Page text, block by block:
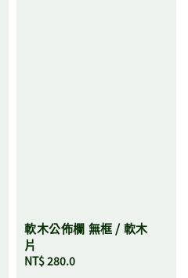
軟木公佈欄 無框 / 軟木
片
Regular
NT$ 280.0